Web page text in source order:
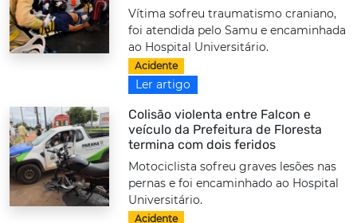
Vítima sofreu traumatismo craniano,
foi atendida pelo Samu e encaminhada
ao Hospital Universitário.
Acidente
Ler artigo
Colisão violenta entre Falcon e
veículo da Prefeitura de Floresta
termina com dois feridos
Motociclista sofreu graves lesões nas
pernas e foi encaminhado ao Hospital
Universitário.
Acidente